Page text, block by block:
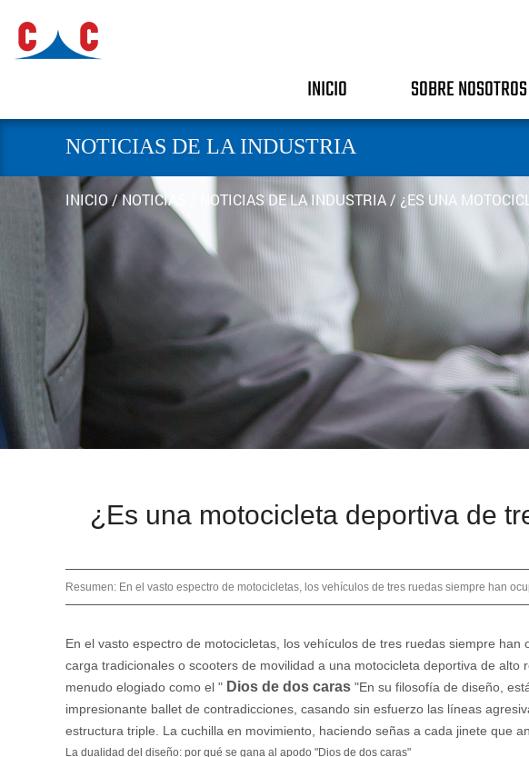
INICIO SOBRE NOSOTROS
NOTICIAS DE LA INDUSTRIA
INICIO/NOTICIAS NOTICIAS DE LA INDUSTRIA / ¿ES UNA
¿Es una motocicleta deportiva de
Resumen: En el vasto espectro de motocicletas, los vehículos de tres ruedas siempre han
En el vasto espectro de motocicletas, los vehículos de tres ruedas siempre
carga tradicionales o scooters de movilidad a una motocicleta deportiva de
menudo elogiado como el " Dios de dos caras "En su filosofía de diseño,
impresionante ballet de contradicciones, casando sin esfuerzo las líneas
estructura triple. La cuchilla en movimiento, haciendo señas a cada jinete que
La dualidad del diseño: por qué se gana al apodo "Dios de dos caras"